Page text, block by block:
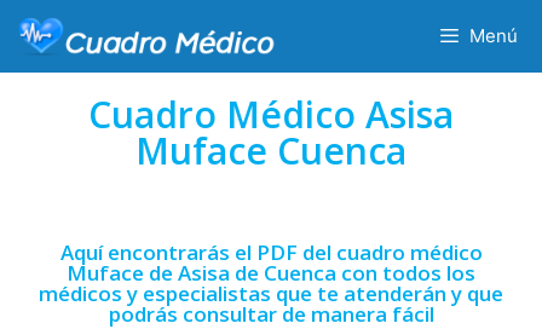
Menú
Cuadro Médico Asisa
Muface Cuenca
Aquí encontrarás el PDF del cuadro médico
Muface de Asisa de Cuenca con todos los
médicos y especialistas que te atenderán y que
podrás consultar de manera fácil